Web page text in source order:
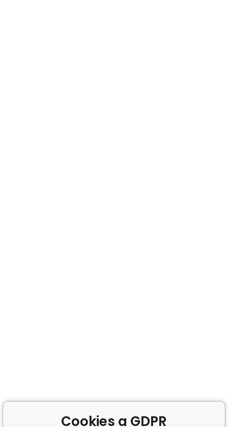
Cookies a GDPR